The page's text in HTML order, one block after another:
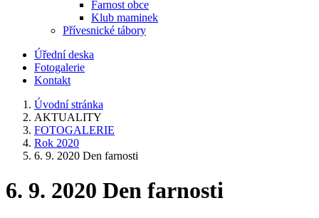
Farnost obce
Klub maminek
Přívesnické tábory
Úřední deska
Fotogalerie
Kontakt
Úvodní stránka
AKTUALITY
FOTOGALERIE
Rok 2020
6. 9. 2020 Den farnosti
6. 9. 2020 Den farnosti